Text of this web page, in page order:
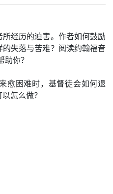
经历的迫害。作者如何鼓励
失落与苦难？阅读约翰福音
你？
愈困难时，基督徒会如何退
怎么做？